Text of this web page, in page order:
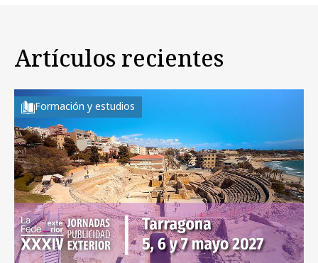
Artículos recientes
Formación y estudios